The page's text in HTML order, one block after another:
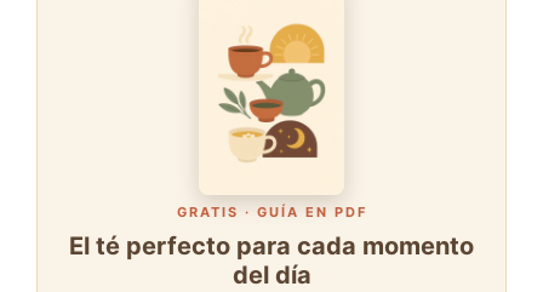
GRATIS · GUÍA EN PDF
El té perfecto para cada momento
del día